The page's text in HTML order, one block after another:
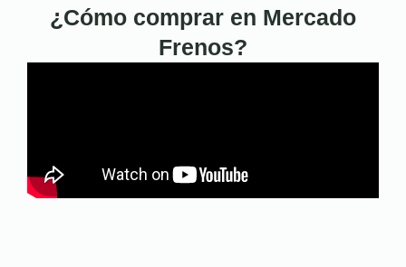
¿Cómo comprar en Mercado
Frenos?